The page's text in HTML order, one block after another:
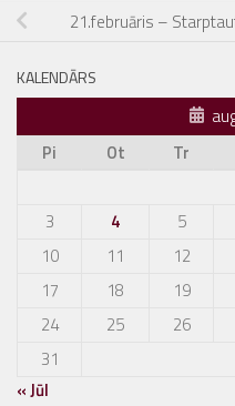
21.februāris –
KALENDĀRS
Pi
Ot Tr
3
4 5
10
11 12
17
18 19
24
25 26
31
« Jūl